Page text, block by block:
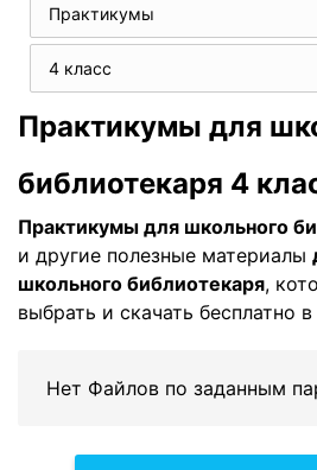
Практикумы
4 класс
Практикумы для
библиотекаря 4
Практикумы для школьного
и другие полезные материалы
школьного библиотекаря,
выбрать и скачать бесплатно
Нет Файлов по заданным